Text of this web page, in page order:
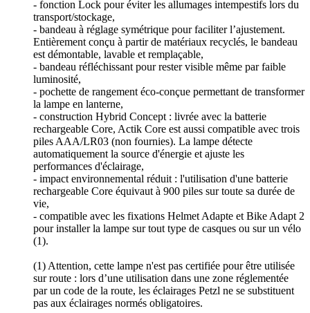
- fonction Lock pour éviter les allumages intempestifs lors du
transport/stockage,
- bandeau à réglage symétrique pour faciliter l’ajustement.
Entièrement conçu à partir de matériaux recyclés, le bandeau
est démontable, lavable et remplaçable,
- bandeau réfléchissant pour rester visible même par faible
luminosité,
- pochette de rangement éco-conçue permettant de transformer
la lampe en lanterne,
- construction Hybrid Concept : livrée avec la batterie
rechargeable Core, Actik Core est aussi compatible avec trois
piles AAA/LR03 (non fournies). La lampe détecte
automatiquement la source d'énergie et ajuste les
performances d'éclairage,
- impact environnemental réduit : l'utilisation d'une batterie
rechargeable Core équivaut à 900 piles sur toute sa durée de
vie,
- compatible avec les fixations Helmet Adapte et Bike Adapt 2
pour installer la lampe sur tout type de casques ou sur un vélo
(1).
(1) Attention, cette lampe n'est pas certifiée pour être utilisée
sur route : lors d’une utilisation dans une zone réglementée
par un code de la route, les éclairages Petzl ne se substituent
pas aux éclairages normés obligatoires.